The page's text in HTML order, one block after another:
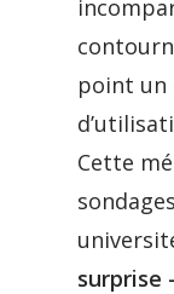
point un
Cette
surprise